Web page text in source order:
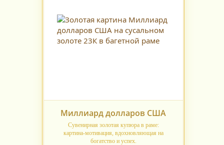
Миллиард долларов США
Сувенирная золотая купюра в раме:
картина‑мотивация, вдохновляющая на
богатство и успех.